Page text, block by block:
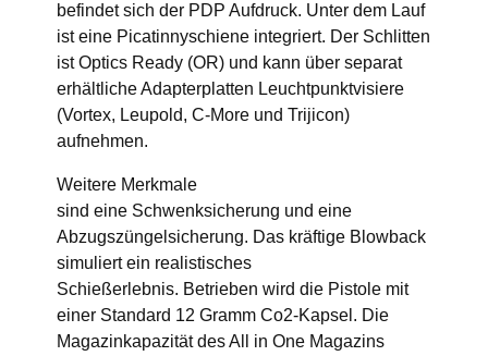
befindet sich der PDP Aufdruck. Unter dem Lauf
ist eine Picatinnyschiene integriert. Der Schlitten
ist Optics Ready (OR) und kann über separat
erhältliche Adapterplatten Leuchtpunktvisiere
(Vortex, Leupold, C-More und Trijicon)
aufnehmen.
Weitere Merkmale
sind eine Schwenksicherung und eine
Abzugszüngelsicherung. Das kräftige Blowback
simuliert ein realistisches
Schießerlebnis. Betrieben wird die Pistole mit
einer Standard 12 Gramm Co2-Kapsel. Die
Magazinkapazität des All in One Magazins